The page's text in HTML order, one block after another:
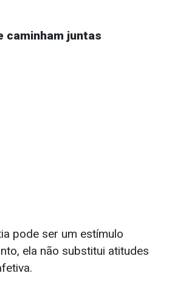
caminham juntas
pode ser um estímulo
ela não substitui atitudes